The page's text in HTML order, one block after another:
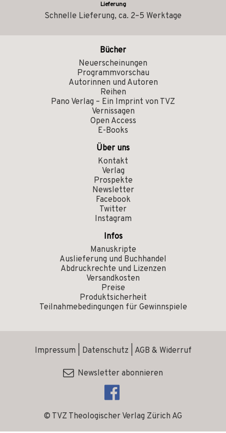
Lieferung
Schnelle Lieferung, ca. 2–5 Werktage
Bücher
Neuerscheinungen
Programmvorschau
Autorinnen und Autoren
Reihen
Pano Verlag – Ein Imprint von TVZ
Vernissagen
Open Access
E-Books
Über uns
Kontakt
Verlag
Prospekte
Newsletter
Facebook
Twitter
Instagram
Infos
Manuskripte
Auslieferung und Buchhandel
Abdruckrechte und Lizenzen
Versandkosten
Preise
Produktsicherheit
Teilnahmebedingungen für Gewinnspiele
© TVZ Theologischer Verlag Zürich AG
Impressum Datenschutz AGB & Widerruf
Newsletter abonnieren